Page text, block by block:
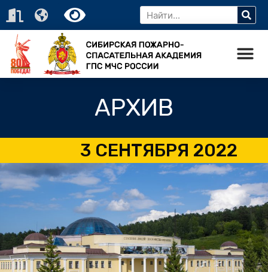
АРХИВ
3 СЕНТЯБРЯ 2022